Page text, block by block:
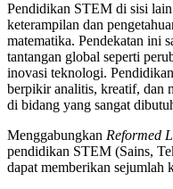
Pendidikan STEM di sisi
keterampilan dan
matematika. Pendekatan ini
tantangan global seperti
inovasi teknologi.
berpikir analitis, kreatif, dan
di bidang yang sangat
Menggabungkan Reformed
pendidikan STEM (Sains,
dapat memberikan sejumlah